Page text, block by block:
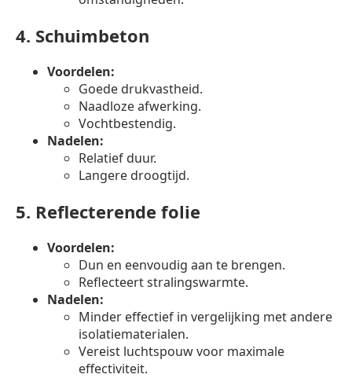
4. Schuimbeton
Voordelen:
Goede drukvastheid.
Naadloze afwerking.
Vochtbestendig.
Nadelen:
Relatief duur.
Langere droogtijd.
5. Reflecterende folie
Voordelen:
Dun en eenvoudig aan te brengen.
Reflecteert stralingswarmte.
Nadelen:
Minder effectief in vergelijking met andere
isolatiematerialen.
Vereist luchtspouw voor maximale
effectiviteit.